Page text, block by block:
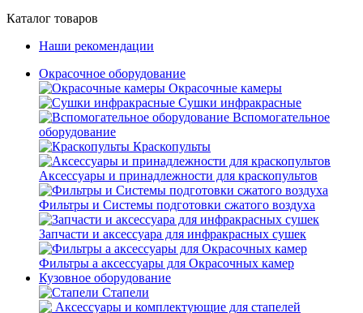
Каталог товаров
Наши рекомендации
Окрасочное оборудование
Окрасочные камеры
Сушки инфракрасные
Вспомогательное
оборудование
Краскопульты
Аксессуары и принадлежности для краскопультов
Фильтры и Системы подготовки сжатого воздуха
Запчасти и аксессуара для инфракрасных сушек
Фильтры а аксессуары для Окрасочных камер
Кузовное оборудование
Стапели